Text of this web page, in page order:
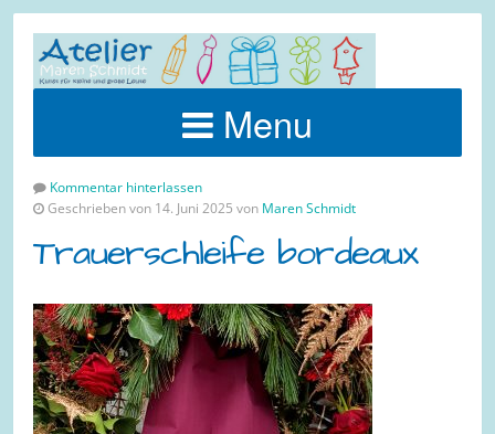
Menu
Kommentar hinterlassen
Geschrieben von 14. Juni 2025 von Maren Schmidt
Trauerschleife bordeaux